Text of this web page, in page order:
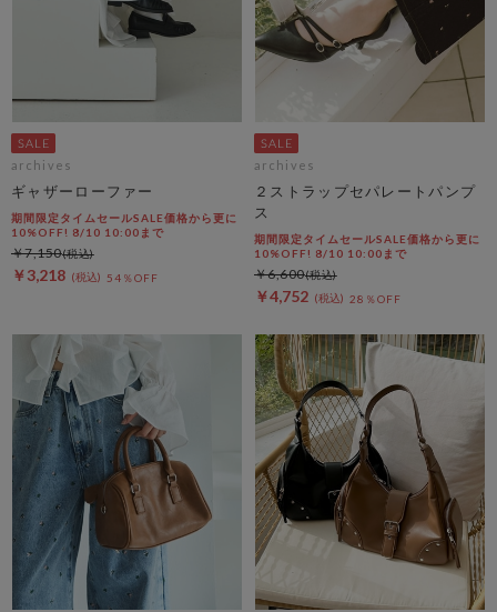
archives
ギャザーローファー
期間限定タイムセールSALE価格から更に
10%OFF! 8/10 10:00まで
￥3,218 54％OFF
￥7,150
archives
２ストラップセパレートパンプ
ス
期間限定タイムセールSALE価格から更に
10%OFF! 8/10 10:00まで
￥4,752 28％OFF
￥6,600